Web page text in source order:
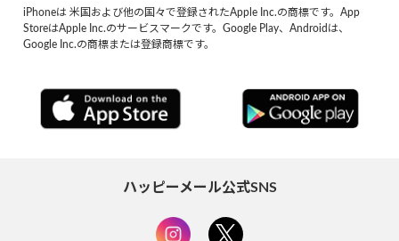
iPhoneは 米国および他の国々で登録されたApple Inc.の商標です。App
StoreはApple Inc.のサービスマークです。Google Play、Androidは、
Google Inc.の商標または登録商標です。
ハッピーメール公式SNS